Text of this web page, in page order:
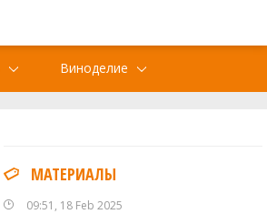
Виноделие
МАТЕРИАЛЫ
09:51, 18 Feb 2025